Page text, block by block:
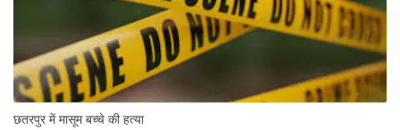
छतरपुर में मासूम बच्चे की हत्या